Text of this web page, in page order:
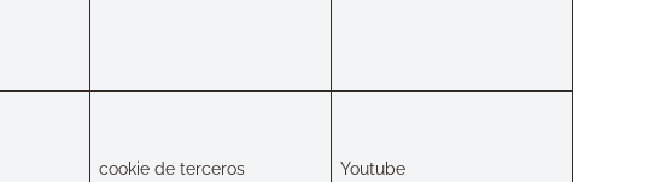
cookie de terceros Youtube